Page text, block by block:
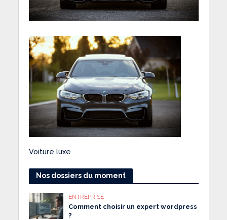
Voiture luxe
Nos dossiers du moment
ENTREPRISE
Comment choisir un expert wordpress
?